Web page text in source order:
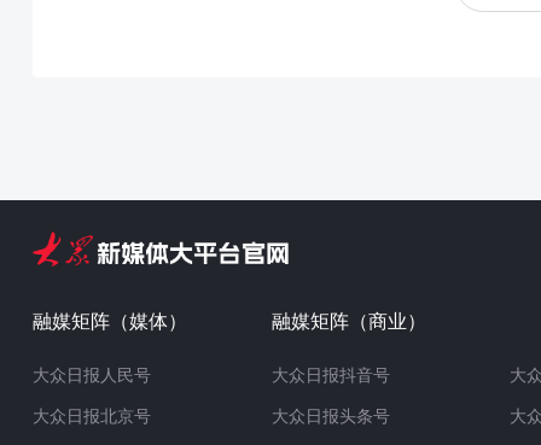
融媒矩阵（媒体）
大众日报人民号
大众日报北京号
融媒矩阵（商业）
大众日报抖音号
大众日报头条号
大
大